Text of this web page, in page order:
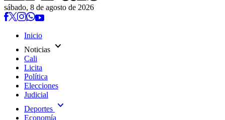
sábado, 8 de agosto de 2026
Inicio
Noticias expand_more
Cali
Licita
Política
Elecciones
Judicial
Deportes expand_more
Economía